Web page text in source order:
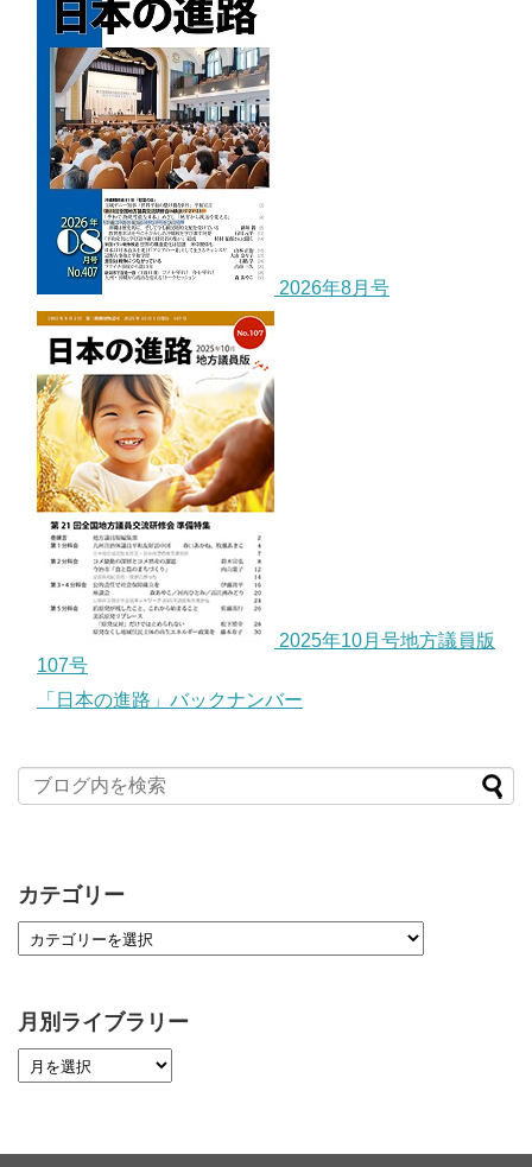
2026年8月号
2025年10月号地方議員版
107号
「日本の進路」バックナンバー
カテゴリー
月別ライブラリー